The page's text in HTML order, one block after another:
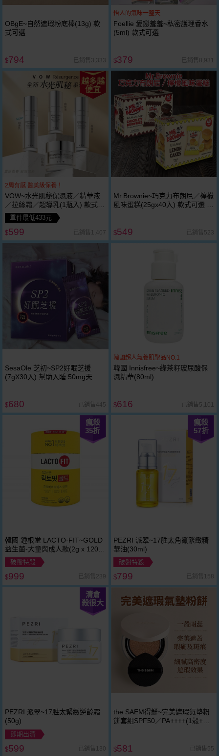
OBgE~自然遮瑕粉底棒(13g) 款
式可選
$794 已銷售3,333
怡人的氣味一整天
Foellie 愛戀羞羞~私密護理香水
(5ml) 款式可選
$379 已銷售8,931
越多越
便宜
2周有感 醫美級保養！
VOW~水光肌秘保濕液／精華液
／拉絲霜／超導乳(1瓶入) 款式可
選
單件最低433元
$599 已銷售1,407
Mr.Brownie~巧克力布朗尼／檸檬
風味蛋糕(25gx40入) 款式可選 ※
$549 已銷售523
SesaOle 芝初~SP2好眠芝援
(7gX30入) 幫助入睡 50mg天然
$680 已銷售445
韓國超人氣養肌聖品NO.1
韓國 Innisfree~綠茶籽玻尿酸保
濕精華(80ml)
$616 已銷售5,101
瘋殺
35折
韓國 鍾根堂 LACTO-FIT~GOLD
益生菌-大童與成人款(2g x 120
入)罐裝 加鋅升級版
破盤特殺
$999 已銷售239
瘋殺
57折
PEZRI 派翠~17胜太角鯊緊緻精
華油(30ml)
破盤特殺
$799 已銷售158
清倉
殺很大
PEZRI 派翠~17胜太緊緻逆齡霜
(50g)
即期出清
$599 已銷售130
the SAEM得鮮~完美遮瑕氣墊粉
餅套組SPF50／PA++++(1殼+兩
$581 已銷售55